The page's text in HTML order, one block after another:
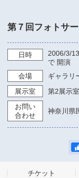
第７回フォトサ
日時 2006/3/13
で 開演
会場
ギャラリ
展示室
第2展示室
お問い
合わせ
神奈川県
チケット